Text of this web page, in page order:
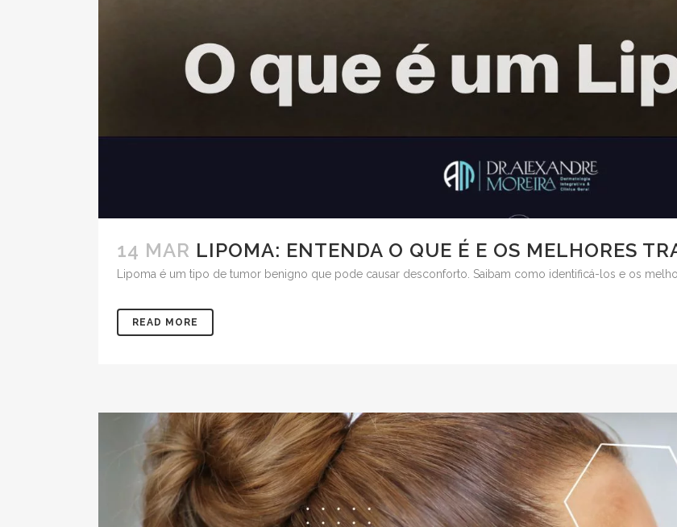
14 MAR LIPOMA: ENTENDA O QUE É E OS MELHORES
Lipoma é um tipo de tumor benigno que pode causar desconforto. Saibam como identificá-los e os
READ MORE